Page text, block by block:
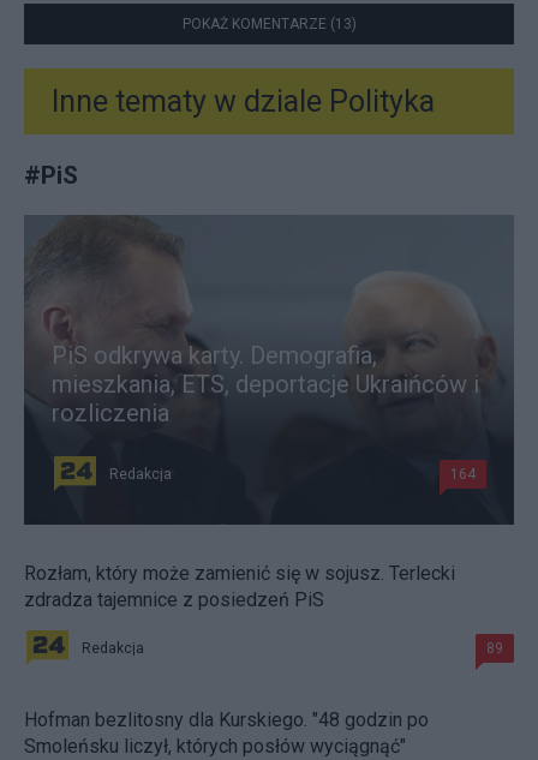
POKAŻ KOMENTARZE (13)
Inne tematy w dziale Polityka
#PiS
PiS odkrywa karty. Demografia,
mieszkania, ETS, deportacje Ukraińców i
rozliczenia
Redakcja 164
Rozłam, który może zamienić się w sojusz. Terlecki
zdradza tajemnice z posiedzeń PiS
Redakcja 89
Hofman bezlitosny dla Kurskiego. "48 godzin po
Smoleńsku liczył, których posłów wyciągnąć"